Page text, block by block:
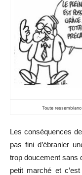
Toute
Les conséquences
pas fini d’ébranler
trop doucement sans
petit marché et